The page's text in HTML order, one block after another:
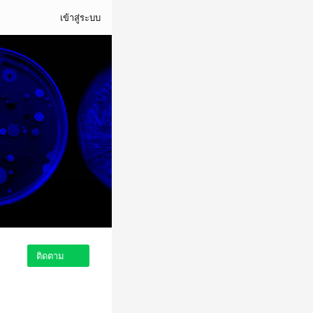
เข้าสู่ระบบ
ติดตาม